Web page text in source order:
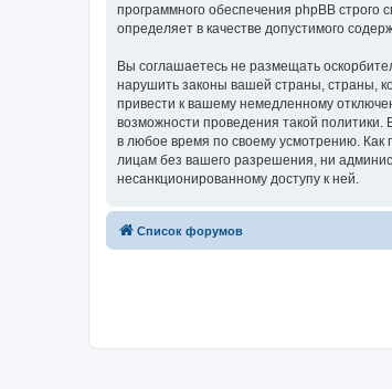
программного обеспечения phpBB строго
определяет в качестве допустимого
Вы соглашаетесь не размещать
нарушить законы вашей страны, страны,
привести к вашему немедленному
возможности проведения такой
в любое время по своему усмотрению. Как
лицам без вашего разрешения, ни
несанкционированному доступу к ней.
Список форумов